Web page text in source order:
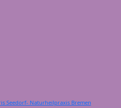
Seedorf- Naturheilpraxis Bremen